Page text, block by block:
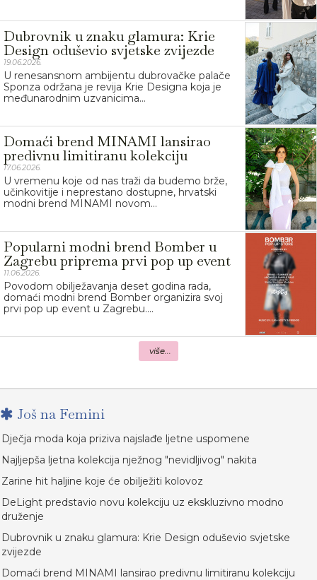
Dubrovnik u znaku glamura: Krie
Design oduševio svjetske zvijezde
19.06.2026.
U renesansnom ambijentu dubrovačke palače
Sponza održana je revija Krie Designa koja je
međunarodnim uzvanicima...
Domaći brend MINAMI lansirao
predivnu limitiranu kolekciju
17.06.2026.
U vremenu koje od nas traži da budemo brže,
učinkovitije i neprestano dostupne, hrvatski
modni brend MINAMI novom...
Popularni modni brend Bomber u
Zagrebu priprema prvi pop up event
11.06.2026.
Povodom obilježavanja deset godina rada,
domaći modni brend Bomber organizira svoj
prvi pop up event u Zagrebu....
više...
Još na Femini
Dječja moda koja priziva najslađe ljetne uspomene
Najljepša ljetna kolekcija nježnog "nevidljivog" nakita
Zarine hit haljine koje će obilježiti kolovoz
DeLight predstavio novu kolekciju uz ekskluzivno modno
druženje
Dubrovnik u znaku glamura: Krie Design oduševio svjetske
zvijezde
Domaći brend MINAMI lansirao predivnu limitiranu kolekciju